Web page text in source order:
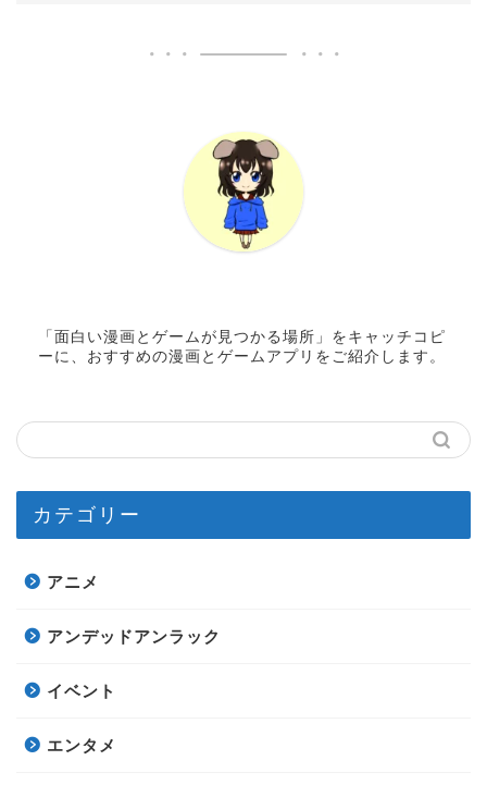
「面白い漫画とゲームが見つかる場所」をキャッチコピ
ーに、おすすめの漫画とゲームアプリをご紹介します。
カテゴリー
アニメ
アンデッドアンラック
イベント
エンタメ